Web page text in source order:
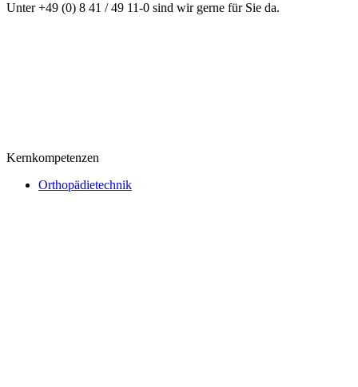
Unter +49 (0) 8 41 / 49 11-0 sind wir gerne für Sie da.
Kernkompetenzen
Orthopädietechnik